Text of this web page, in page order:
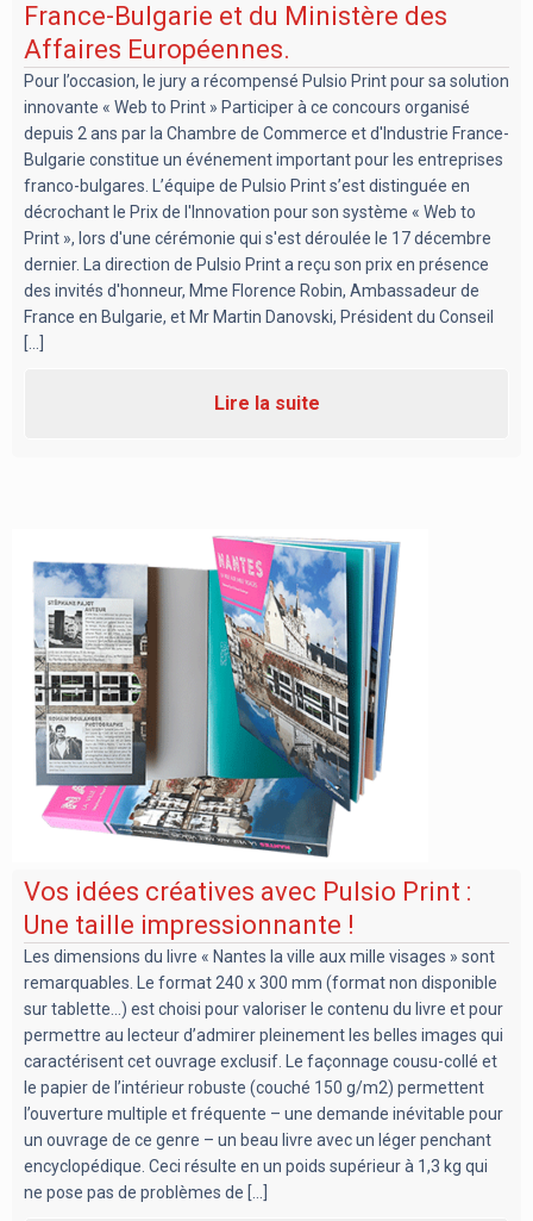
France-Bulgarie et du Ministère des
Affaires Européennes.
Pour l’occasion, le jury a récompensé Pulsio Print pour sa solution
innovante « Web to Print » Participer à ce concours organisé
depuis 2 ans par la Chambre de Commerce et d'Industrie France-
Bulgarie constitue un événement important pour les entreprises
franco-bulgares. L’équipe de Pulsio Print s’est distinguée en
décrochant le Prix de l'Innovation pour son système « Web to
Print », lors d'une cérémonie qui s'est déroulée le 17 décembre
dernier. La direction de Pulsio Print a reçu son prix en présence
des invités d'honneur, Mme Florence Robin, Ambassadeur de
France en Bulgarie, et Mr Martin Danovski, Président du Conseil
[...]
Lire la suite
Vos idées créatives avec Pulsio Print :
Une taille impressionnante !
Les dimensions du livre « Nantes la ville aux mille visages » sont
remarquables. Le format 240 x 300 mm (format non disponible
sur tablette…) est choisi pour valoriser le contenu du livre et pour
permettre au lecteur d’admirer pleinement les belles images qui
caractérisent cet ouvrage exclusif. Le façonnage cousu-collé et
le papier de l’intérieur robuste (couché 150 g/m2) permettent
l’ouverture multiple et fréquente – une demande inévitable pour
un ouvrage de ce genre – un beau livre avec un léger penchant
encyclopédique. Ceci résulte en un poids supérieur à 1,3 kg qui
ne pose pas de problèmes de [...]